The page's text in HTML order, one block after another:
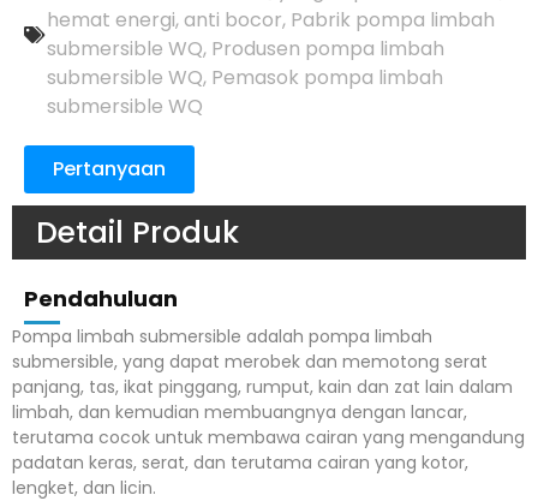
hemat energi,anti bocor, Pabrik pompa limbah
submersible WQ, Produsen pompa limbah
submersible WQ, Pemasok pompa limbah
submersible WQ
Pertanyaan
Detail Produk
Pendahuluan
Pompa limbah submersible adalah pompa limbah
submersible, yang dapat merobek dan memotong serat
panjang, tas, ikat pinggang, rumput, kain dan zat lain dalam
limbah, dan kemudian membuangnya dengan lancar,
terutama cocok untuk membawa cairan yang mengandung
padatan keras, serat, dan terutama cairan yang kotor,
lengket, dan licin.